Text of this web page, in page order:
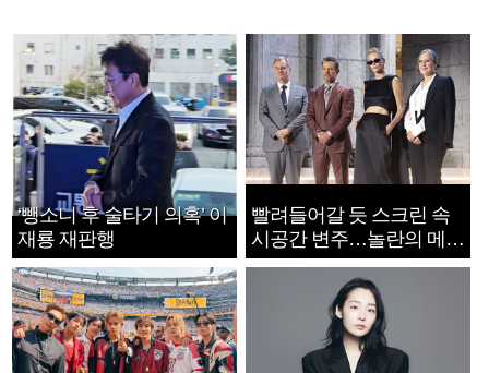
‘뺑소니 후 술타기 의혹’ 이
재룡 재판행
빨려들어갈 듯 스크린 속
시공간 변주…놀란의 메시
지는 ‘전쟁 속죄’